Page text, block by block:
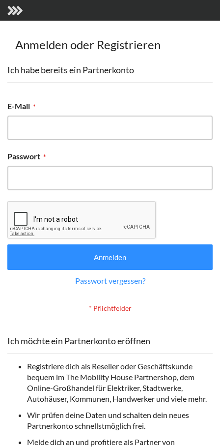
Anmelden oder Registrieren
Ich habe bereits ein Partnerkonto
E-Mail
Passwort
Anmelden
Passwort vergessen?
Ich möchte ein Partnerkonto eröffnen
Registriere dich als Reseller oder Geschäftskunde
bequem im The Mobility House Partnershop, dem
Online-Großhandel für Elektriker, Stadtwerke,
Autohäuser, Kommunen, Handwerker und viele mehr.
Wir prüfen deine Daten und schalten dein neues
Partnerkonto schnellstmöglich frei.
Melde dich an und profitiere als Partner von